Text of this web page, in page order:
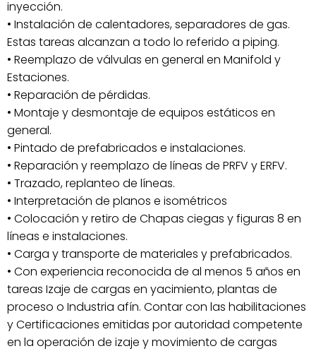
inyección.
• Instalación de calentadores, separadores de gas.
Estas tareas alcanzan a todo lo referido a piping.
• Reemplazo de válvulas en general en Manifold y
Estaciones.
• Reparación de pérdidas.
• Montaje y desmontaje de equipos estáticos en
general.
• Pintado de prefabricados e instalaciones.
• Reparación y reemplazo de líneas de PRFV y ERFV.
• Trazado, replanteo de líneas.
• Interpretación de planos e isométricos
• Colocación y retiro de Chapas ciegas y figuras 8 en
líneas e instalaciones.
• Carga y transporte de materiales y prefabricados.
• Con experiencia reconocida de al menos 5 años en
tareas Izaje de cargas en yacimiento, plantas de
proceso o Industria afín. Contar con las habilitaciones
y Certificaciones emitidas por autoridad competente
en la operación de izaje y movimiento de cargas